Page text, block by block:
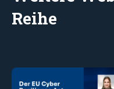
Reihe